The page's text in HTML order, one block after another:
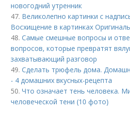
новогодний утренник
47. Великолепно картинки с
Восхищение в картинках
48.Самые смешные вопросы и
вопросов, которые превратят
захватывающий разговор
49.Сделать трюфель дома.
- 4 домашних вкусных-рецепта
50.Что означает тень человека.
человеческой тени (10 фото)